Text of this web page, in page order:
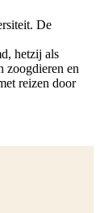
De
hetzij als
zoogdieren en
reizen door